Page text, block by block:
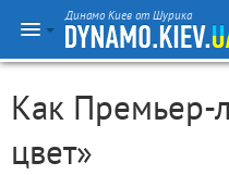
Динамо Киев от Шурика
Как Премьер-
цвет»